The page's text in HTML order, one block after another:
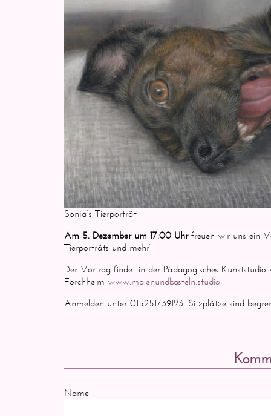
Sonja’s Tierporträt
Am 5. Dezember um 17.00 Uhrfreuen wir uns ein
Tierporträts und mehr“
Der Vortrag findet in der Pädagogisches
Forchheim www.malenundbasteln.studio
Anmelden unter 015251739123. Sitzplätze sind
Name